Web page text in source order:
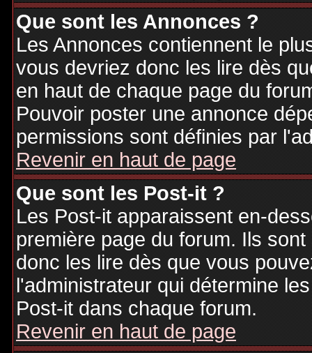
Que sont les Annonces ?
Les Annonces contiennent le
vous devriez donc les lire dès
en haut de chaque page du
Pouvoir poster une annonce
permissions sont définies par
Revenir en haut de page
Que sont les Post-it ?
Les Post-it apparaissent en-
première page du forum. Ils
donc les lire dès que vous
l'administrateur qui détermine
Post-it dans chaque forum.
Revenir en haut de page